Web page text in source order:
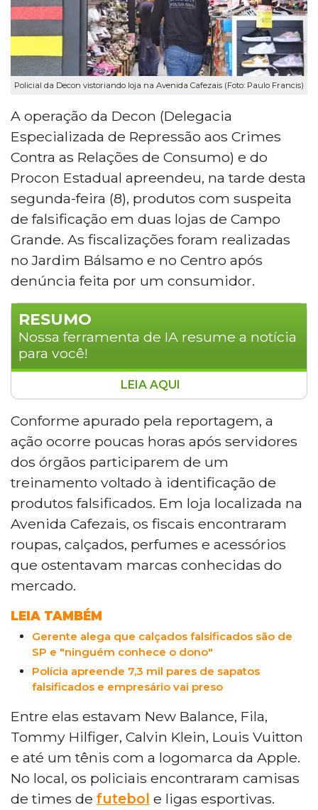
Policial da Decon vistoriando loja na Avenida Cafezais (Foto: Paulo Francis)
A operação da Decon (Delegacia
Especializada de Repressão aos Crimes
Contra as Relações de Consumo) e do
Procon Estadual apreendeu, na tarde desta
segunda-feira (8), produtos com suspeita
de falsificação em duas lojas de Campo
Grande. As fiscalizações foram realizadas
no Jardim Bálsamo e no Centro após
denúncia feita por um consumidor.
RESUMO
Nossa ferramenta de IA resume a notícia
para você!
Operação da Decon e do Procon Estadual
apreendeu produtos suspeitos de falsificação
em duas lojas de Campo Grande nesta
segunda-feira (8). As fiscalizações ocorreram
no Jardim Bálsamo e no Centro após denúncia
de consumidor. Foram recolhidos tênis, roupas,
perfumes e acessórios de marcas como Louis
Vuitton e Calvin Klein. Um caminhão-baú foi
usado para transportar os itens, que serão
encaminhados à Receita Federal.
LEIA AQUI
Conforme apurado pela reportagem, a
ação ocorre poucas horas após servidores
dos órgãos participarem de um
treinamento voltado à identificação de
produtos falsificados. Em loja localizada na
Avenida Cafezais, os fiscais encontraram
roupas, calçados, perfumes e acessórios
que ostentavam marcas conhecidas do
mercado.
LEIA TAMBÉM
Gerente alega que calçados falsificados são de
SP e "ninguém conhece o dono"
Polícia apreende 7,3 mil pares de sapatos
falsificados e empresário vai preso
Entre elas estavam New Balance, Fila,
Tommy Hilfiger, Calvin Klein, Louis Vuitton
e até um tênis com a logomarca da Apple.
No local, os policiais encontraram camisas
de times de futebol e ligas esportivas.